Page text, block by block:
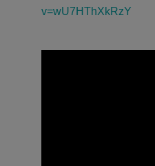
v=wU7HThXkRzY